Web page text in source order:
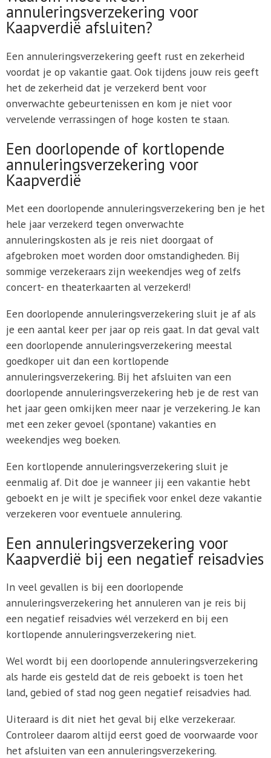
annuleringsverzekering voor
Kaapverdië afsluiten?
Een annuleringsverzekering geeft rust en zekerheid
voordat je op vakantie gaat. Ook tijdens jouw reis geeft
het de zekerheid dat je verzekerd bent voor
onverwachte gebeurtenissen en kom je niet voor
vervelende verrassingen of hoge kosten te staan.
Een doorlopende of kortlopende
annuleringsverzekering voor
Kaapverdië
Met een doorlopende annuleringsverzekering ben je het
hele jaar verzekerd tegen onverwachte
annuleringskosten als je reis niet doorgaat of
afgebroken moet worden door omstandigheden. Bij
sommige verzekeraars zijn weekendjes weg of zelfs
concert- en theaterkaarten al verzekerd!
Een doorlopende annuleringsverzekering sluit je af als
je een aantal keer per jaar op reis gaat. In dat geval valt
een doorlopende annuleringsverzekering meestal
goedkoper uit dan een kortlopende
annuleringsverzekering. Bij het afsluiten van een
doorlopende annuleringsverzekering heb je de rest van
het jaar geen omkijken meer naar je verzekering. Je kan
met een zeker gevoel (spontane) vakanties en
weekendjes weg boeken.
Een kortlopende annuleringsverzekering sluit je
eenmalig af. Dit doe je wanneer jij een vakantie hebt
geboekt en je wilt je specifiek voor enkel deze vakantie
verzekeren voor eventuele annulering.
Een annuleringsverzekering voor
Kaapverdië bij een negatief reisadvies
In veel gevallen is bij een doorlopende
annuleringsverzekering het annuleren van je reis bij
een negatief reisadvies wél verzekerd en bij een
kortlopende annuleringsverzekering niet.
Wel wordt bij een doorlopende annuleringsverzekering
als harde eis gesteld dat de reis geboekt is toen het
land, gebied of stad nog geen negatief reisadvies had.
Uiteraard is dit niet het geval bij elke verzekeraar.
Controleer daarom altijd eerst goed de voorwaarde voor
het afsluiten van een annuleringsverzekering.